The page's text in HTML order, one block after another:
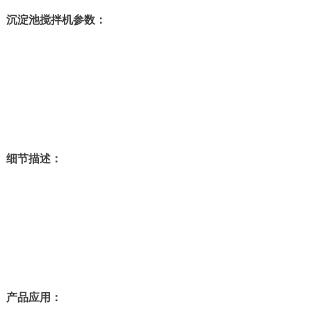
沉淀池搅拌机参数：
细节描述：
产品应用：